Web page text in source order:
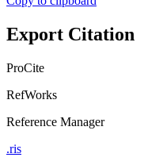
Export Citation
ProCite
RefWorks
Reference Manager
.ris